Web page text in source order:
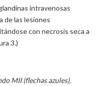
intravenosas
de las lesiones
con necrosis seca a
3.)
MII (flechas azules),